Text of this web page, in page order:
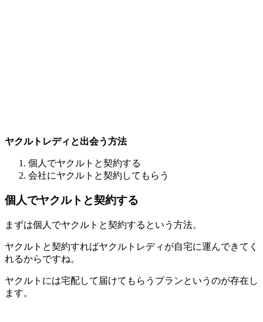
ヤクルトレディと出会う方法
個人でヤクルトと契約する
会社にヤクルトと契約してもらう
個人でヤクルトと契約する
まずは個人でヤクルトと契約する という方法。
ヤクルトと契約すればヤクルトレディが自宅に運んできてく
れるからですね。
ヤクルトには宅配して届けてもらうプランというのが存在し
ます。